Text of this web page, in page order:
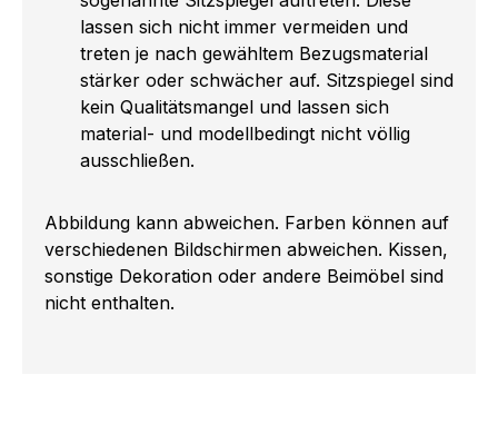
lassen sich nicht immer vermeiden und
treten je nach gewähltem Bezugsmaterial
stärker oder schwächer auf. Sitzspiegel sind
kein Qualitätsmangel und lassen sich
material- und modellbedingt nicht völlig
ausschließen.
Abbildung kann abweichen. Farben können auf
verschiedenen Bildschirmen abweichen. Kissen,
sonstige Dekoration oder andere Beimöbel sind
nicht enthalten.